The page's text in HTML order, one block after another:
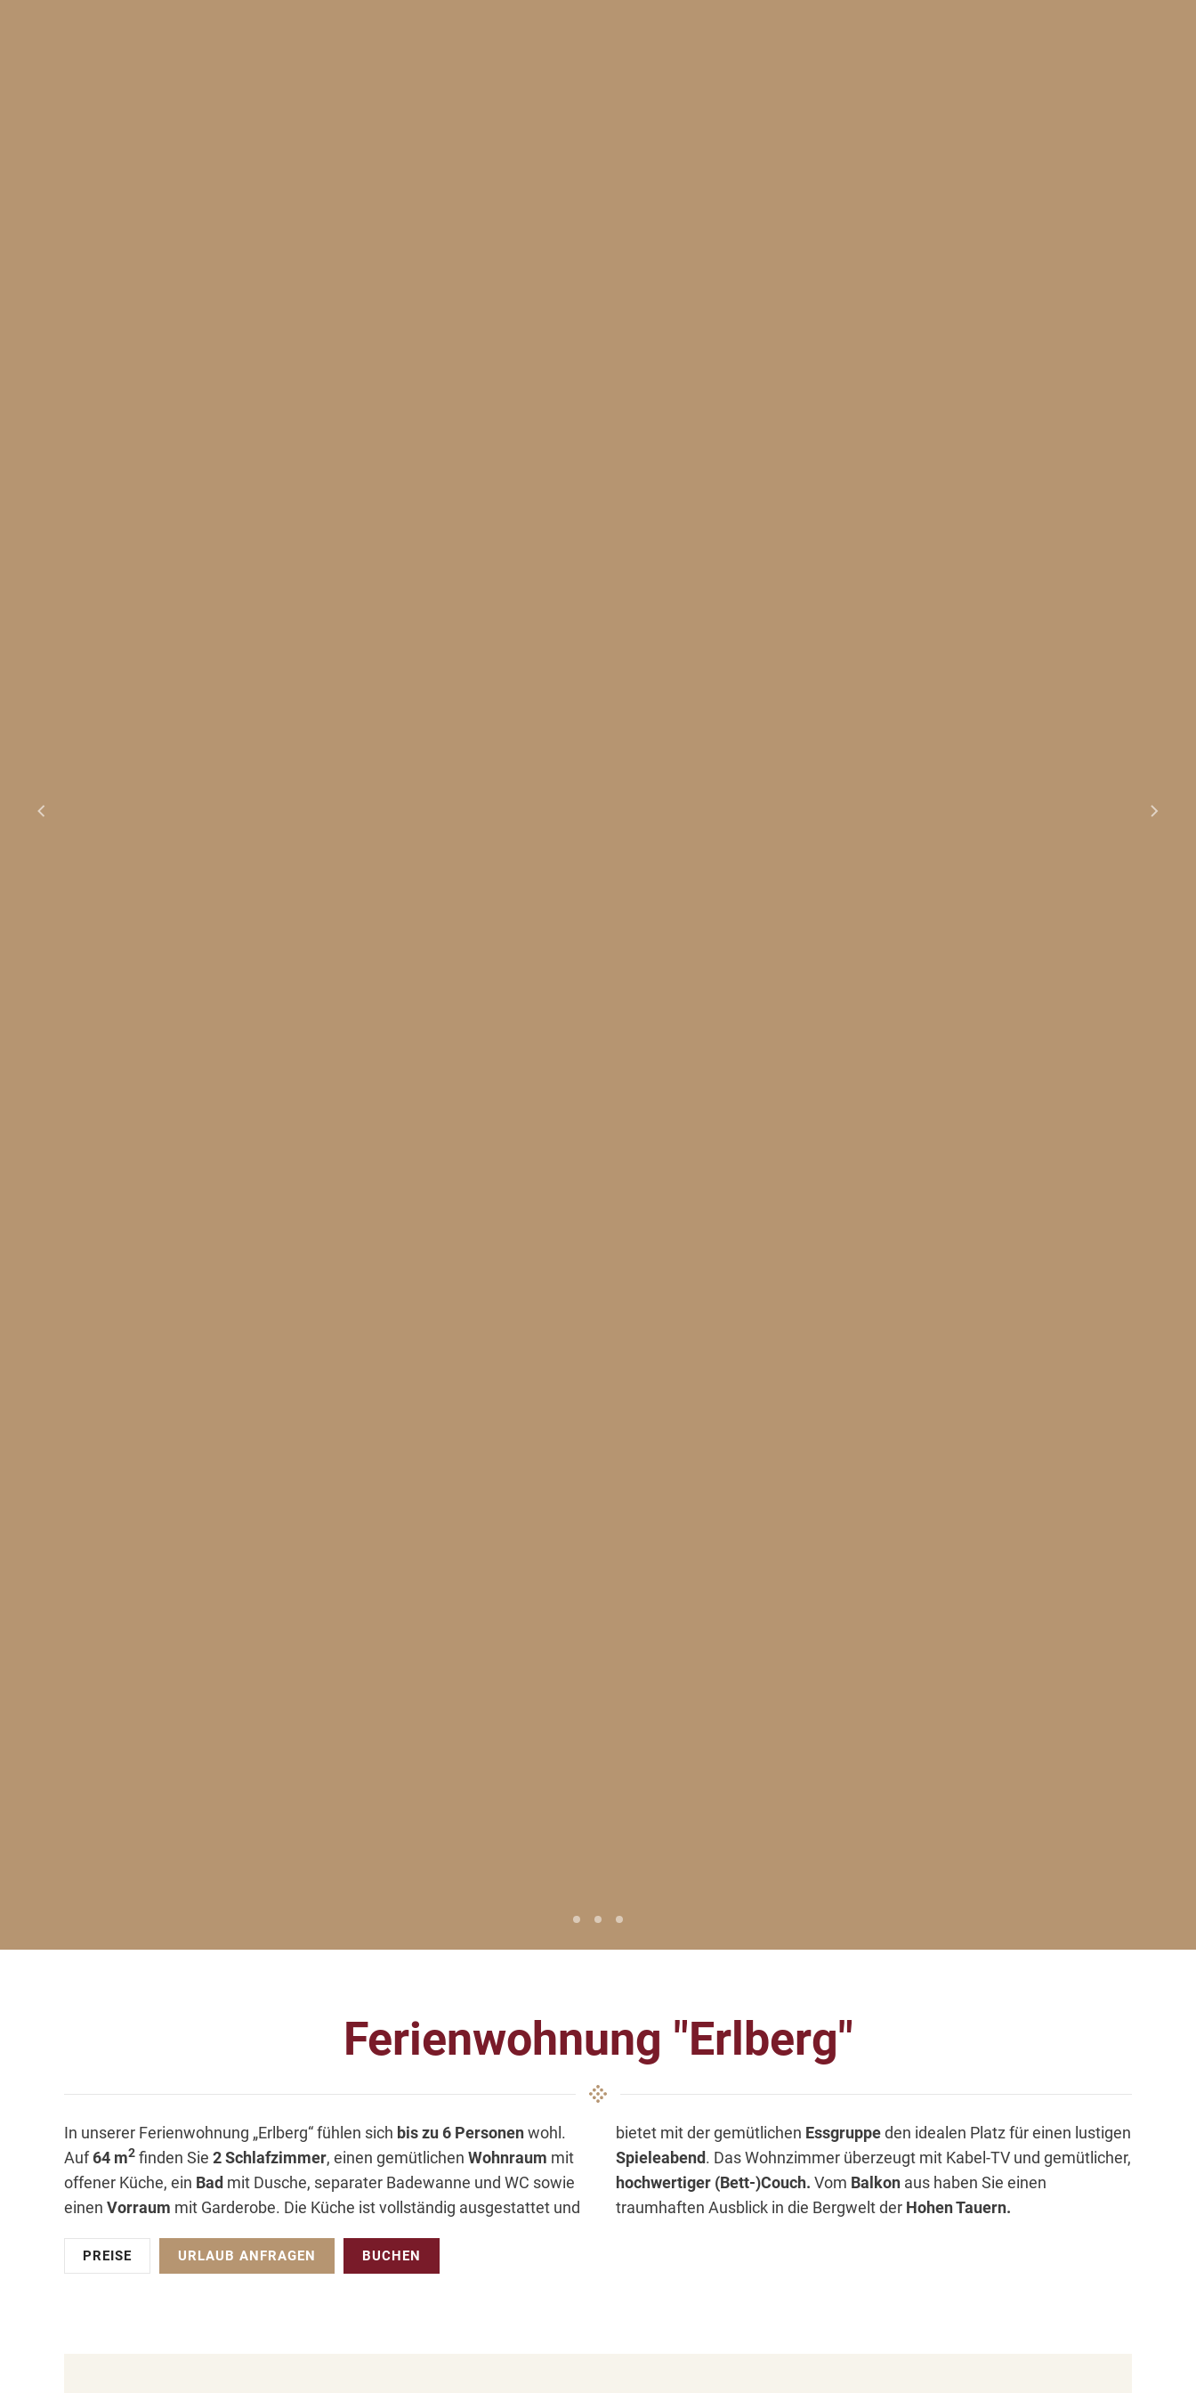
Ferienwohnung "Erlberg"
In unserer Ferienwohnung „Erlberg“ fühlen sich bis zu 6 Personenwohl.
Auf64 m2 finden Sie 2Schlafzimmer, einen gemütlichen Wohnraum mit
offener Küche, ein Bad mit Dusche, separater Badewanne und WC sowie
einen Vorraum mit Garderobe. Die Küche ist vollständig ausgestattet und
bietet mit der gemütlichen Essgruppeden idealen Platz für einen lustigen
Spieleabend. Das Wohnzimmer überzeugt mit Kabel-TV und gemütlicher,
hochwertiger (Bett-)Couch. Vom Balkon aus haben Sie einen
traumhaften Ausblick in die Bergwelt der Hohen Tauern.
PREISE URLAUB ANFRAGEN BUCHEN